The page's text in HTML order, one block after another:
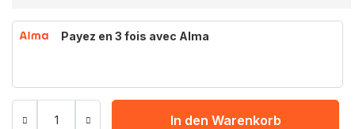
Payez en 3 fois avec Alma
In den Warenkorb